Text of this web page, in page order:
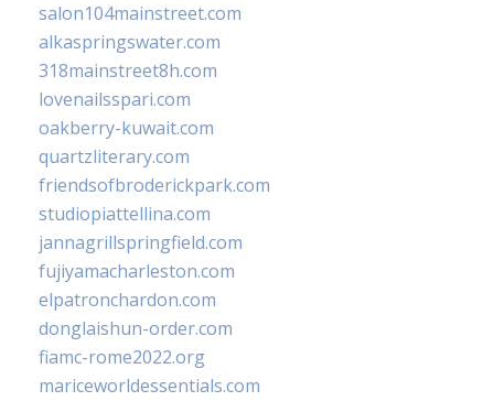
salon104mainstreet.com
alkaspringswater.com
318mainstreet8h.com
lovenailsspari.com
oakberry-kuwait.com
quartzliterary.com
friendsofbroderickpark.com
studiopiattellina.com
jannagrillspringfield.com
fujiyamacharleston.com
elpatronchardon.com
donglaishun-order.com
fiamc-rome2022.org
mariceworldessentials.com